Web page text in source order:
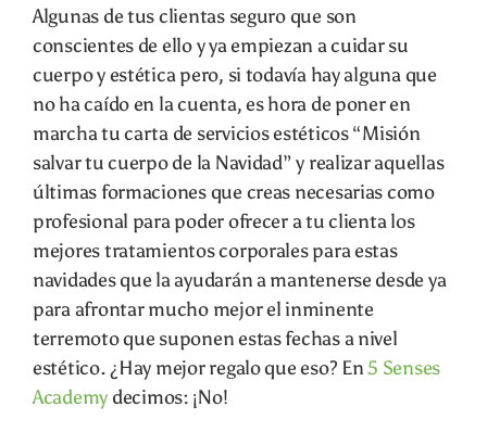
Algunas de tus clientas seguro que son
conscientes de ello y ya empiezan a cuidar su
cuerpo y estética pero, si todavía hay alguna que
no ha caído en la cuenta, es hora de poner en
marcha tu carta de servicios estéticos “Misión
salvar tu cuerpo de la Navidad” y realizar aquellas
últimas formaciones que creas necesarias como
profesional para poder ofrecer a tu clienta los
mejores tratamientos corporales para estas
navidades que la ayudarán a mantenerse desde ya
para afrontar mucho mejor el inminente
terremoto que suponen estas fechas a nivel
estético. ¿Hay mejor regalo que eso? En5 Senses
Academy decimos: ¡No!